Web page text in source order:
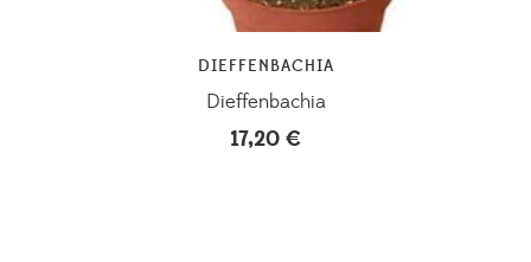
DIEFFENBACHIA
Dieffenbachia
17,20 €